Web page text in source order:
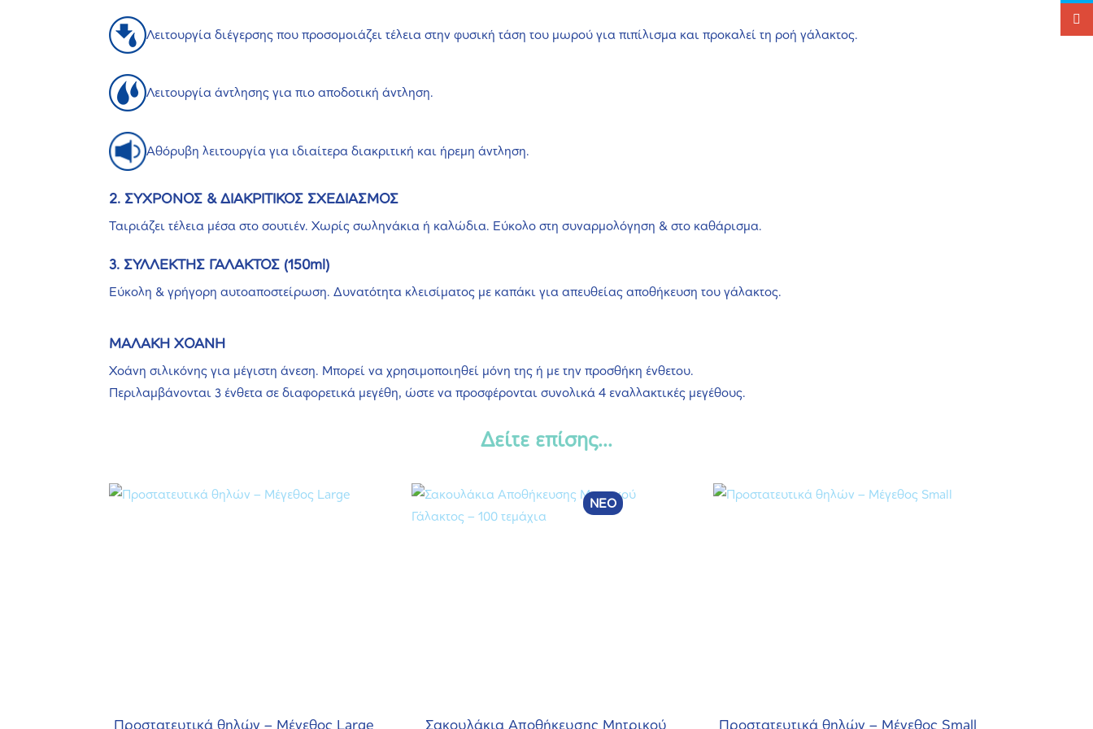
Λειτουργία διέγερσης που προσομοιάζει τέλεια στην φυσική τάση του μωρού για πιπίλισμα και προκαλεί τη ροή γάλακτος.
Λειτουργία άντλησης για πιο αποδοτική άντληση.
Αθόρυβη λειτουργία για ιδιαίτερα διακριτική και ήρεμη άντληση.
2. ΣΥΧΡΟΝΟΣ & ΔΙΑΚΡΙΤΙΚΟΣ ΣΧΕΔΙΑΣΜΟΣ
Ταιριάζει τέλεια μέσα στο σουτιέν. Χωρίς σωληνάκια ή καλώδια. Εύκολο στη συναρμολόγηση & στο καθάρισμα.
3. ΣΥΛΛΕΚΤΗΣ ΓΑΛΑΚΤΟΣ (150ml)
Εύκολη & γρήγορη αυτοαποστείρωση. Δυνατότητα κλεισίματος με καπάκι για απευθείας αποθήκευση του γάλακτος.
ΜΑΛΑΚΗ ΧΟΑΝΗ
Χοάνη σιλικόνης για μέγιστη άνεση. Μπορεί να χρησιμοποιηθεί μόνη της ή με την προσθήκη ένθετου.
Περιλαμβάνονται 3 ένθετα σε διαφορετικά μεγέθη, ώστε να προσφέρονται συνολικά 4 εναλλακτικές μεγέθους.
Δείτε επίσης...
Προστατευτικά θηλών – Μέγεθος Large
Σακουλάκια Αποθήκευσης Μητρικού
Προστατευτικά θηλών – Μέγεθος Small